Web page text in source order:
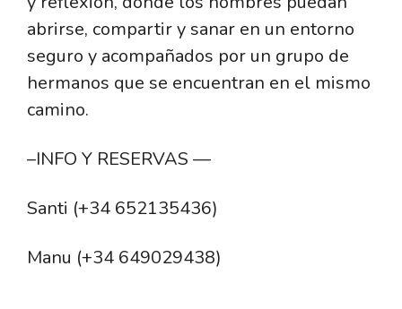
abrirse, compartir y sanar en un entorno
seguro y acompañados por un grupo de
hermanos que se encuentran en el mismo
camino.
–INFO Y RESERVAS —
Santi (+34 652135436)
Manu (+34 649029438)